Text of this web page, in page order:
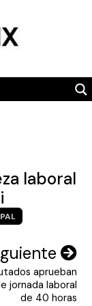
laboral
aprueban
jornada laboral
de 40 horas